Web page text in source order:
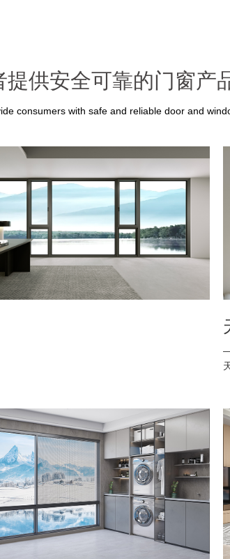
供安全可靠的门窗产
consumers with safe and reliable door and